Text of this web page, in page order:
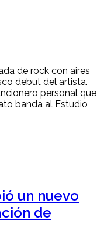
de rock con aires
debut del artista.
personal que
banda al Estudio
un nuevo
de